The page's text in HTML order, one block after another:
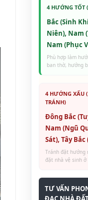
4 HƯỚNG TỐT
Bắc (Sinh
Niên), Nam
Nam (Phục
Phù hợp làm
ban thờ, hướng
4 HƯỚNG XẤU
TRÁNH)
Đông Bắc
Nam (Ngũ
Sát), Tây Bắc
Tránh đặt hướng
đặt nhà vệ sinh ở
TƯ VẤN